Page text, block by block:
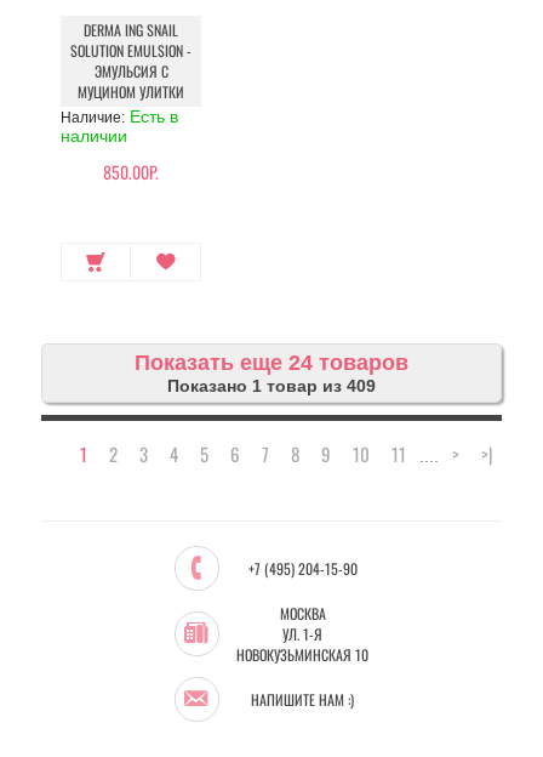
DERMA ING SNAIL
SOLUTION EMULSION -
ЭМУЛЬСИЯ С
МУЦИНОМ УЛИТКИ
Наличие: Есть в
наличии
850.00Р.
Показать еще 24 товаров
Показано 1 товар из 409
1 2 3 4 5 6 7 8 9 10 11 > >|
+7 (495) 204-15-90
МОСКВА
УЛ. 1-Я
НОВОКУЗЬМИНСКАЯ 10
НАПИШИТЕ НАМ :)